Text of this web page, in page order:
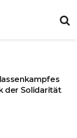
der Solidarität